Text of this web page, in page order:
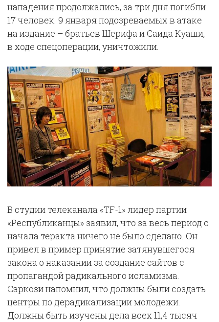
нападения продолжались, за три дня погибли
17 человек. 9 января подозреваемых в атаке
на издание – братьев Шерифа и Саида Куаши,
в ходе спецоперации, уничтожили.
В студии телеканала «TF-1» лидер партии
«Республиканцы» заявил, что за весь период с
начала теракта ничего не было сделано. Он
привел в пример принятие затянувшегося
закона о наказании за создание сайтов с
пропагандой радикального исламизма.
Саркози напомнил, что должны были создать
центры по дерадикализации молодежи.
Должны быть изучены дела всех 11,4 тысяч